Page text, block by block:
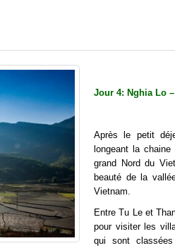
Jour 4: Nghia Lo
Après le petit
longeant la
grand Nord du
beauté de la
Vietnam.
Entre Tu Le et
pour visiter les
qui sont